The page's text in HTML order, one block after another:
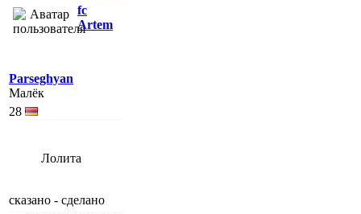
fc
Artem
Parseghyan
Малёк
28
Лолита
сказано - сделано